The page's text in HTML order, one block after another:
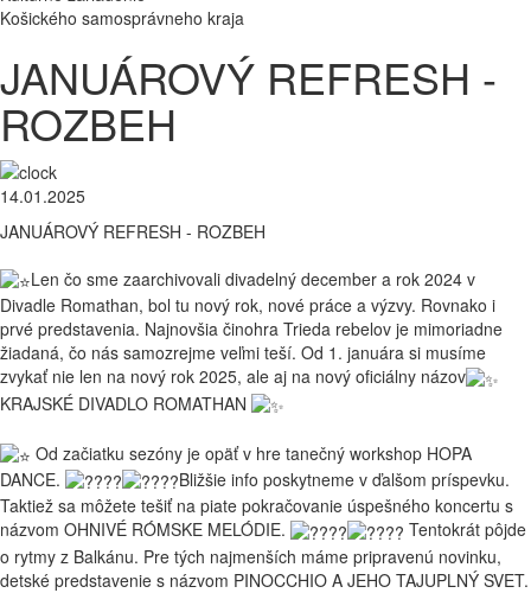
Košického samosprávneho kraja
JANUÁROVÝ REFRESH -
ROZBEH
14.01.2025
JANUÁROVÝ REFRESH - ROZBEH
Len čo sme zaarchivovali divadelný december a rok 2024 v
Divadle Romathan, bol tu nový rok, nové práce a výzvy. Rovnako i
prvé predstavenia. Najnovšia činohra Trieda rebelov je mimoriadne
žiadaná, čo nás samozrejme veľmi teší. Od 1. januára si musíme
zvykať nie len na nový rok 2025, ale aj na nový oficiálny názov
KRAJSKÉ DIVADLO ROMATHAN
Od začiatku sezóny je opäť v hre tanečný workshop HOPA
DANCE.
Bližšie info poskytneme v ďalšom príspevku.
Taktiež sa môžete tešiť na piate pokračovanie úspešného koncertu s
názvom OHNIVÉ RÓMSKE MELÓDIE.
Tentokrát pôjde
o rytmy z Balkánu. Pre tých najmenších máme pripravenú novinku,
detské predstavenie s názvom PINOCCHIO A JEHO TAJUPLNÝ SVET.